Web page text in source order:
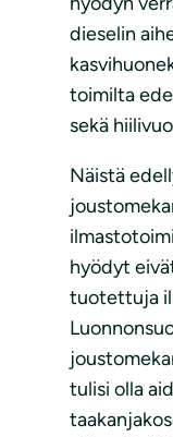
dieselin
toimilta
sekä
Näistä
hyödyt
tuotettuja
tulisi olla